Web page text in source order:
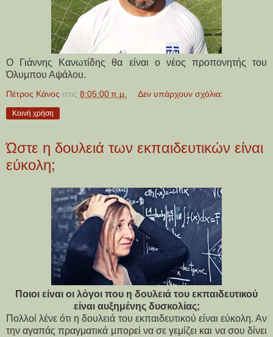
Ο Γιάννης Κανωτίδης θα είναι ο νέος προπονητής του
Όλυμπου Αψάλου.
Πέτρος Κάνος στις 8:05:00 π.μ. Δεν υπάρχουν σχόλια:
Κοινή χρήση
Ώστε η δουλειά των εκπαιδευτικών είναι
εύκολη;
Ποιοι είναι οι λόγοι που η δουλειά του εκπαιδευτικού
είναι αυξημένης δυσκολίας;
Πολλοί λένε ότι η δουλειά του εκπαιδευτικού είναι εύκολη. Αν
την αγαπάς πραγματικά μπορεί να σε γεμίζει και να σου δίνει